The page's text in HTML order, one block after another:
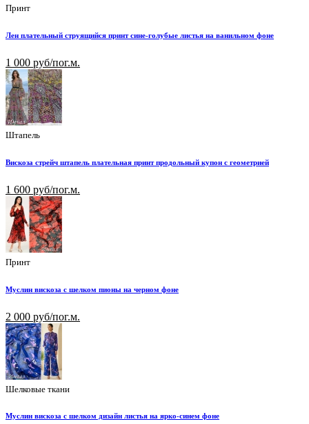
Принт
Лен плательный струящийся принт сине-голубые листья на ванильном фоне
1 000 руб/пог.м.
Штапель
Вискоза стрейч штапель плательная принт продольный купон с геометрией
1 600 руб/пог.м.
Принт
Муслин вискоза с шелком пионы на черном фоне
2 000 руб/пог.м.
Шелковые ткани
Муслин вискоза с шелком дизайн листья на ярко-синем фоне